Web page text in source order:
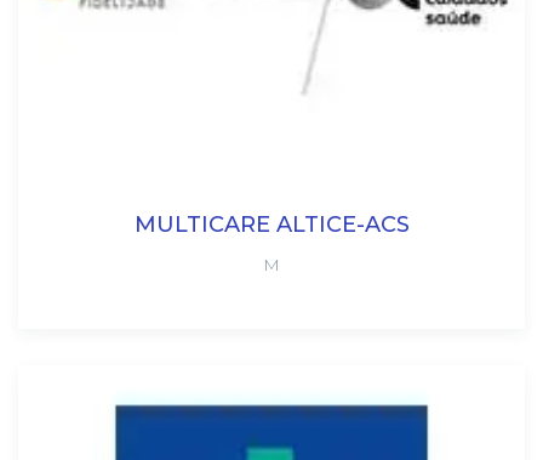
MULTICARE ALTICE-ACS
M